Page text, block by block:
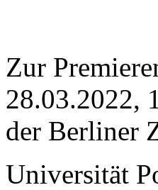
Zur
28.03.2022,
der Berliner
Universität